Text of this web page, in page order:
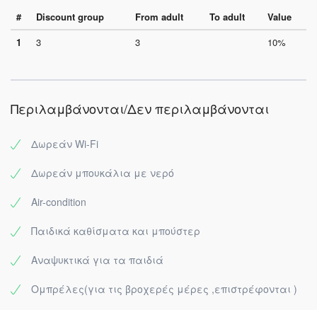
# Discount group From adult To adult
Value
1
3 3 10%
Περιλαμβάνονται/Δεν περιλαμβάνονται
Δωρεάν Wi-Fi
Δωρεάν μπουκάλια με νερό
Air-condition
Παιδικά καθίσματα και μπούστερ
Αναψυκτικά για τα παιδιά
Ομπρέλες(για τις βροχερές μέρες ,επιστρέφονται )